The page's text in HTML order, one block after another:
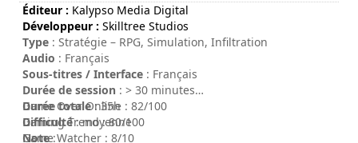
Éditeur : Kalypso Media Digital
Développeur : Skilltree Studios
Type : Stratégie – RPG, Simulation, Infiltration
Audio : Français
Sous-titres / Interface : Français
Durée de session : > 30 minutes
Durée totale: 35h
Difficulté: moyenne
Note:
Game Over Online : 82/100
Gaming Trend : 80/100
Game Watcher : 8/10